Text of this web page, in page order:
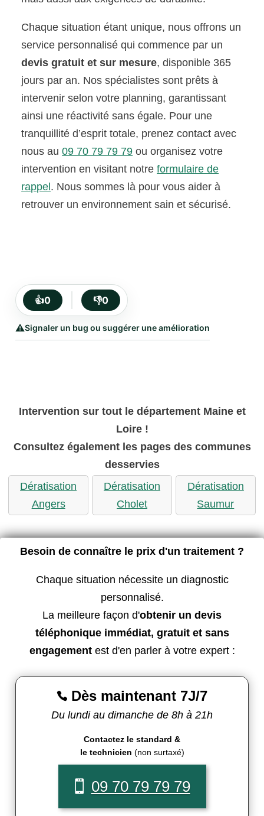
Chaque situation étant unique, nous offrons un
service personnalisé qui commence par un
devis gratuit et sur mesure, disponible 365
jours par an. Nos spécialistes sont prêts à
intervenir selon votre planning, garantissant
ainsi une réactivité sans égale. Pour une
tranquillité d’esprit totale, prenez contact avec
nous au09 70 79 79 79 ou organisez votre
intervention en visitant notreformulaire de
rappel . Nous sommes là pour vous aider à
retrouver un environnement sain et sécurisé.
👍0 👎0
⚠️Signaler un bug ou suggérer une amélioration
Intervention sur tout le département Maine et
Loire !
Consultez également les pages des communes
desservies
Dératisation
Angers
Dératisation
Cholet
Dératisation
Saumur
Besoin de connaître le prix d'un traitement ?
Chaque situation nécessite un diagnostic
personnalisé.
La meilleure façon d'obtenir un devis
téléphonique immédiat, gratuit et sans
engagementest d'en parler à votre expert :
 Dès maintenant 7J/7
Du lundi au dimanche de 8h à 21h
Contactez le standard &
le technicien (non surtaxé)
09 70 79 79 79